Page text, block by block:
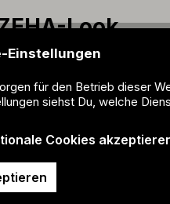
Look
Einstellungen
für den Betrieb dieser
siehst Du, welche
Cookies